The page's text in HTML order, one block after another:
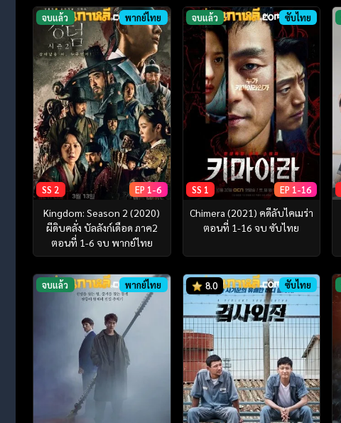
จบแล้ว พากย์ไทย
SS 2 EP 1-6
Kingdom: Season 2 (2020)
ผีดิบคลั่ง บัลลังก์เดือด ภาค2
ตอนที่ 1-6 จบ พากย์ไทย
จบแล้ว ซับไทย
SS 1 EP 1-16
Chimera (2021) คดีลับไคเมร่า
ตอนที่ 1-16 จบ ซับไทย
จบแล้ว พากย์ไทย 8.0 ซับไทย